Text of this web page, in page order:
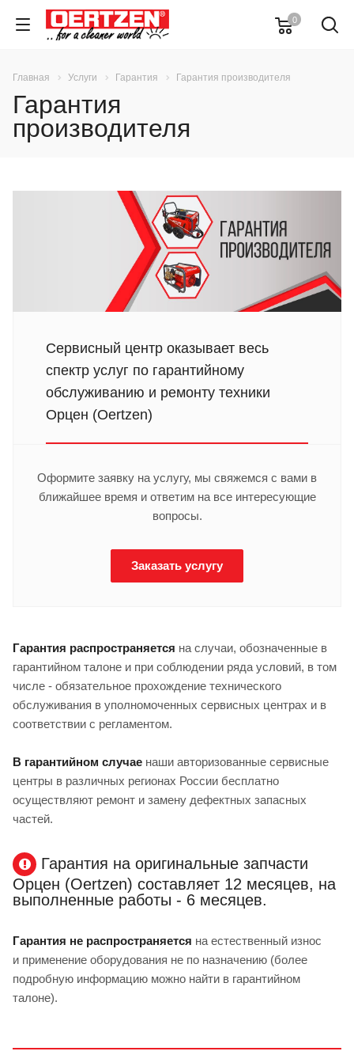
0
Главная Услуги Гарантия Гарантия производителя
Гарантия
производителя
Cервисный центр оказывает весь
спектр услуг по гарантийному
обслуживанию и ремонту техники
Орцен (Oertzen)
Оформите заявку на услугу, мы свяжемся с вами в
ближайшее время и ответим на все интересующие
вопросы.
Заказать услугу
Гарантия распространяется на случаи, обозначенные в
гарантийном талоне и при соблюдении ряда условий, в том
числе - обязательное прохождение технического
обслуживания в уполномоченных сервисных центрах и в
соответствии с регламентом.
В гарантийном случае наши авторизованные сервисные
центры в различных регионах России бесплатно
осуществляют ремонт и замену дефектных запасных
частей.
Гарантия на оригинальные запчасти
Орцен (Oertzen) составляет 12 месяцев, на
выполненные работы - 6 месяцев.
Гарантия не распространяется на естественный износ
и применение оборудования не по назначению (более
подробную информацию можно найти в гарантийном
талоне).